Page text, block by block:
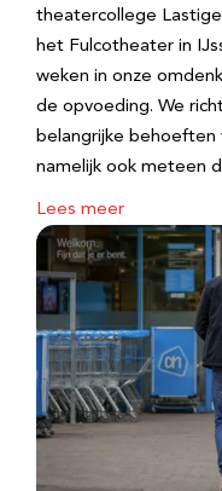
theatercollege
het Fulcotheater in
weken in onze
de opvoeding. We
belangrijke behoeften
namelijk ook meteen
Lees meer